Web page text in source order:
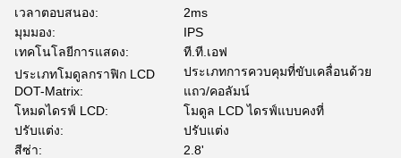
เวลาตอบสนอง:
2ms
มุมมอง:
IPS
เทคโนโลยีการแสดง:
ที.ที.เอฟ
ประเภทโมดูลกราฟิก LCD
DOT-Matrix:
ประเภทการควบคุมที่ขับเคลื่อนด้วย
แถว/คอลัมน์
โหมดไดรฟ์ LCD:
โมดูล LCD ไดรฟ์แบบคงที่
ปรับแต่ง:
ปรับแต่ง
สีซ่า:
2.8'